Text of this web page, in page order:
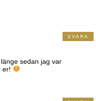
sedan jag var
er!
SVARA